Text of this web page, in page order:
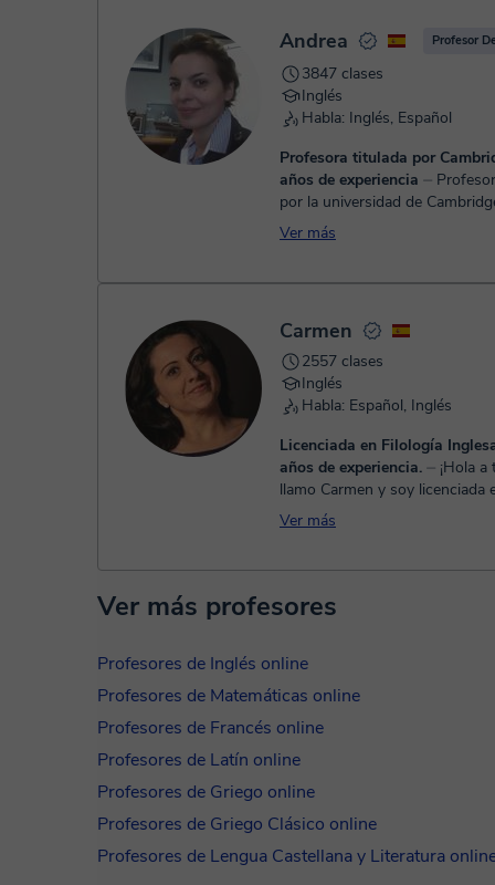
Andrea Profesor
3847 clases
Inglés
Habla: Inglés, Español
Profesora titulada por
años de experiencia ⏤ Profesora titulada
por la universidad de
CELTA, el más prestigioso -,
en Business English,
Ver más
Carmen
2557 clases
Inglés
Habla: Español, Inglés
Licenciada en Filología
años de experiencia. ⏤ ¡Hola a todos! Me
llamo Carmen y soy licenciada
Inglesa. Llevo impartiendo
y español desde hace casi 15
Ver más
Ver más profesores
Profesores de Inglés online
Profesores de Matemáticas online
Profesores de Francés online
Profesores de Latín online
Profesores de Griego online
Profesores de Griego Clásico online
Profesores de Lengua Castellana y Literatura